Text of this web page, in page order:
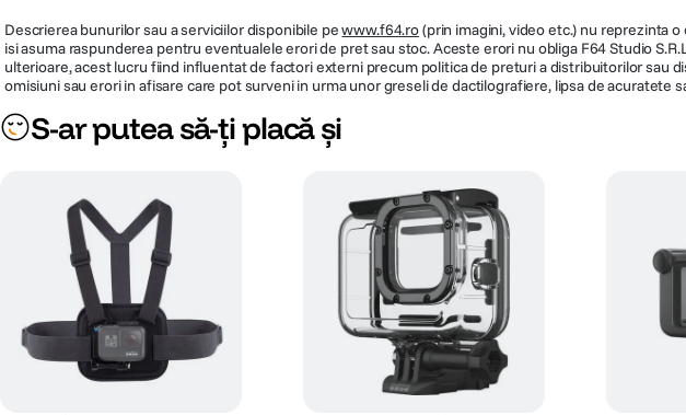
Descrierea bunurilor sau a serviciilor disponibile pewww.f64.ro(prin imagini, video etc.) nu reprezinta
isi asuma raspunderea pentru eventualele erori de pret sau stoc. Aceste erori nu obliga F64 Studio
ulterioare, acest lucru fiind influentat de factori externi precum politica de preturi a distribuitorilor sau
omisiuni sau erori in afisare care pot surveni in urma unor greseli de dactilografiere, lipsa de acuratete
S-ar putea să-ți placă și